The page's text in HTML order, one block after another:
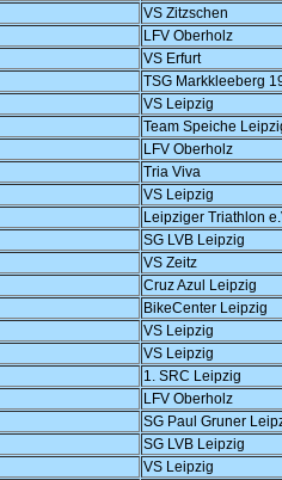
VS Zitzschen
LFV Oberholz
VS Erfurt
TSG Markkleeberg
VS Leipzig
Team Speiche
LFV Oberholz
Tria Viva
VS Leipzig
Leipziger Triathlon
SG LVB Leipzig
VS Zeitz
Cruz Azul Leipzig
BikeCenter Leipzig
VS Leipzig
VS Leipzig
1. SRC Leipzig
LFV Oberholz
SG Paul Gruner
SG LVB Leipzig
VS Leipzig